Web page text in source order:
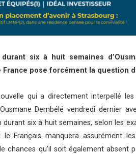
durant six à huit semaines
France pose forcément la question
qui a directement interpellé
Ousmane Dembélé vendredi dernier
six à huit semaines, selon les
le Français manquera assurément
chances qu’il soit également absent